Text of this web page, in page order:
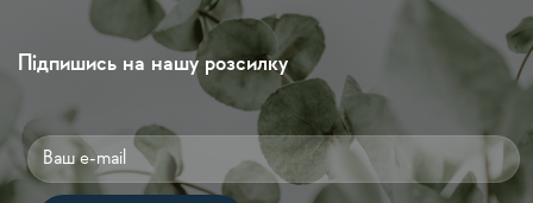
Підпишись на нашу розсилку